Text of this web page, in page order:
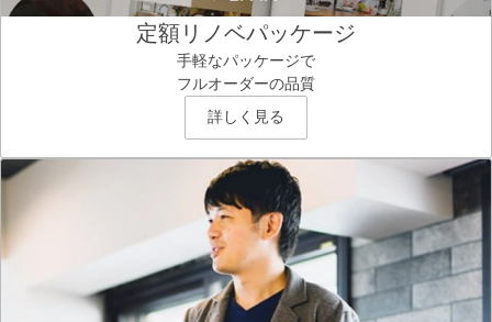
定額リノベパッケージ
手軽なパッケージで
フルオーダーの品質
詳しく見る